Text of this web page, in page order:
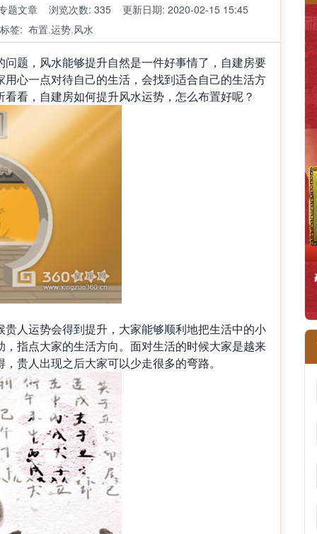
题文章 浏览次数: 335
更新日期: 2020-02-15 15:45
标签: 布置,运势,风水
题，风水能够提升自然是一件好事情了，自建房要
心一点对待自己的生活，会找到适合自己的生活方
看，自建房如何提升风水运势，怎么布置好呢？
人运势会得到提升，大家能够顺利地把生活中的小
指点大家的生活方向。面对生活的时候大家是越来
贵人出现之后大家可以少走很多的弯路。